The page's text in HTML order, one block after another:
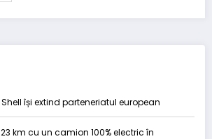
Shell își extind parteneriatul european
km cu un camion 100% electric în